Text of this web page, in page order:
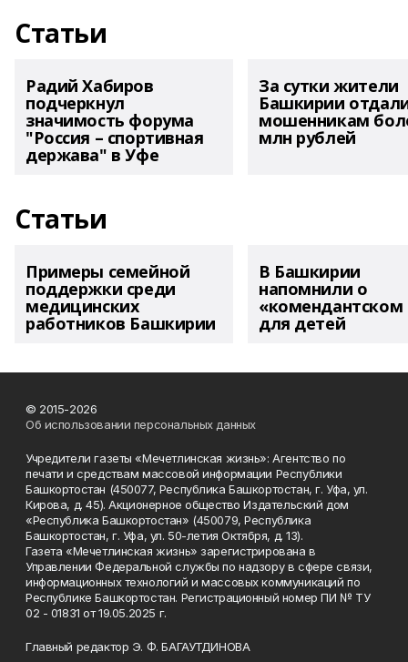
Статьи
Радий Хабиров
подчеркнул
значимость форума
"Россия – спортивная
держава" в Уфе
За сутки жители
Башкирии
мошенникам
млн рублей
Статьи
Примеры семейной
поддержки среди
медицинских
работников Башкирии
В Башкирии
напомнили о
«комендантском
для детей
© 2015-2026
Об использовании персональных данных
Учредители газеты «Мечетлинская жизнь»: Агентство по
печати и средствам массовой информации Республики
Башкортостан (450077, Республика Башкортостан, г. Уфа, ул.
Кирова, д. 45). Акционерное общество Издательский дом
«Республика Башкортостан» (450079, Республика
Башкортостан, г. Уфа, ул. 50-летия Октября, д. 13).
Газета «Мечетлинская жизнь» зарегистрирована в
Управлении Федеральной службы по надзору в сфере связи,
информационных технологий и массовых коммуникаций по
Республике Башкортостан. Регистрационный номер ПИ № ТУ
02 - 01831 от 19.05.2025 г.
Главный редактор Э. Ф. БАГАУТДИНОВА